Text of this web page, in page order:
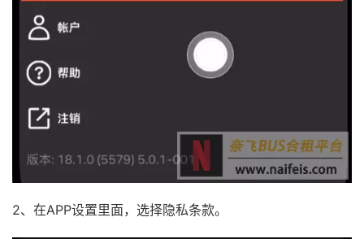
2、在APP设置里面，选择隐私条款。